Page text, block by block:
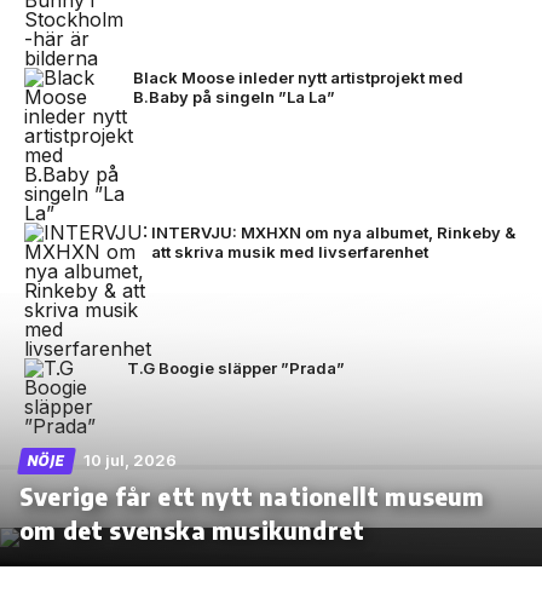
Black Moose inleder nytt artistprojekt med
B.Baby på singeln ”La La”
INTERVJU: MXHXN om nya albumet, Rinkeby &
att skriva musik med livserfarenhet
T.G Boogie släpper ”Prada”
NÖJE 10 jul, 2026
Sverige får ett nytt nationellt museum
om det svenska musikundret